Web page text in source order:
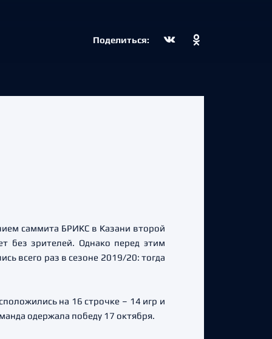
Поделиться:
саммита БРИКС в Казани второй
без зрителей. Однако перед этим
всего раз в сезоне 2019/20: тогда
на 16 строчке – 14 игр и
одержала победу 17 октября.